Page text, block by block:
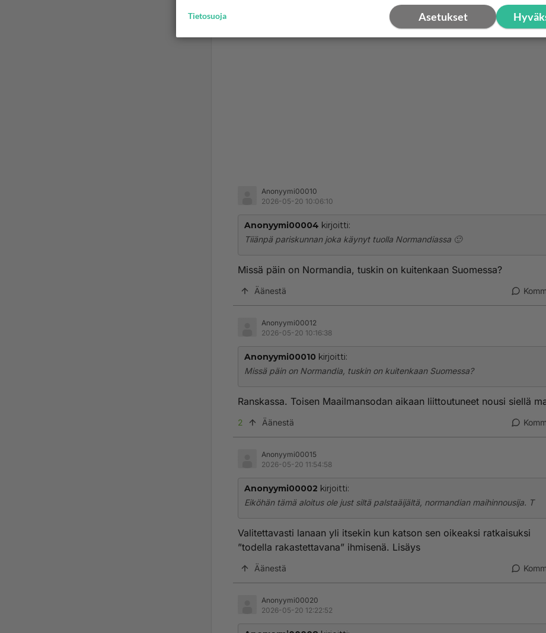
Anonyymi00010
2026-05-20 10:06:10
Anonyymi00004 kirjoitti:
Tiiänpä pariskunnan joka käynyt tuolla Normandiassa 🙂
Missä päin on Normandia, tuskin on kuitenkaan Suomessa?
Äänestä
Anonyymi00012
2026-05-20 10:16:38
Anonyymi00010 kirjoitti:
Missä päin on Normandia, tuskin on kuitenkaan Suomessa?
Ranskassa. Toisen Maailmansodan aikaan liittoutuneet nousi siellä
2 Äänestä
Anonyymi00015
2026-05-20 11:54:58
Anonyymi00002 kirjoitti:
Eiköhän tämä aloitus ole just siltä palstaäijältä, normandian maihinnousija. T
Valitettavasti lanaan yli itsekin kun katson sen oikeaksi ratkaisuksi
”todella rakastettavana” ihmisenä. Lisäys
Äänestä
Anonyymi00020
2026-05-20 12:22:52
Asetukset
Tietosuoja